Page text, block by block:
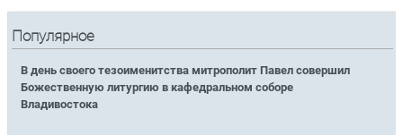
Популярное
В день своего тезоименитства митрополит Павел совершил
Божественную литургию в кафедральном соборе
Владивостока